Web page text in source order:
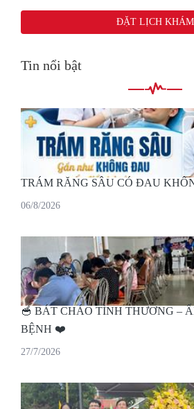
Tin nổi bật
TRÁM RĂNG SÂU CÓ ĐAU
06/8/2026
🥣 BÁT CHÁO TÌNH THƯƠNG –
BỆNH ❤️
27/7/2026